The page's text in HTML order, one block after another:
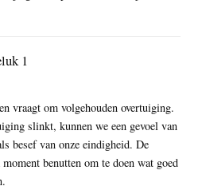
1
vraagt om volgehouden overtuiging.
slinkt, kunnen we een gevoel van
besef van onze eindigheid. De
benutten om te doen wat goed